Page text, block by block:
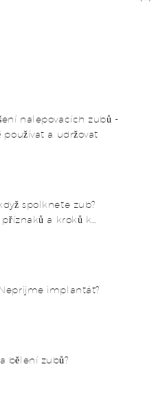
nalepovacích zubů -
používat a udržovat
spolknete zub?
a kroků k
implantát?
bělení zubů?